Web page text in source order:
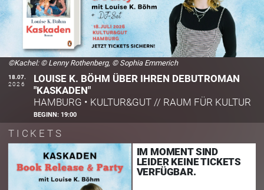
©Kachel: © Lenny Rothenberg, © Sophia Emmerich
18.07.
2026
LOUISE K. BÖHM ÜBER IHREN DEBUTROMAN
"KASKADEN"
HAMBURG • KULTUR&GUT // RAUM FÜR KULTUR
BEGINN: 19:00
TICKETS
IM MOMENT SIND
LEIDER KEINE TICKETS
VERFÜGBAR.